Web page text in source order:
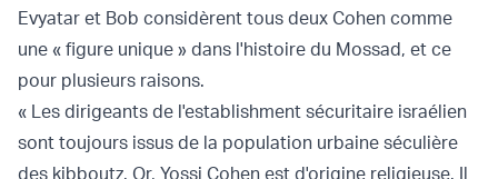
Evyatar et Bob considèrent tous deux Cohen comme
une « figure unique » dans l'histoire du Mossad, et ce
pour plusieurs raisons.
« Les dirigeants de l'establishment sécuritaire israélien
sont toujours issus de la population urbaine séculière
des kibboutz. Or, Yossi Cohen est d'origine religieuse. Il